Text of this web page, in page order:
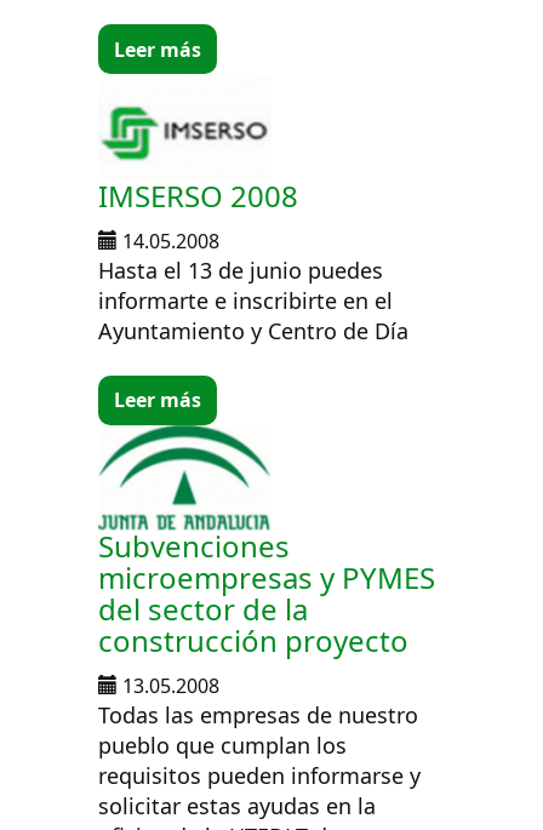
Leer más
IMSERSO 2008
14.05.2008
Hasta el 13 de junio puedes
informarte e inscribirte en el
Ayuntamiento y Centro de Día
Leer más
Subvenciones
microempresas y PYMES
del sector de la
construcción proyecto
13.05.2008
Todas las empresas de nuestro
pueblo que cumplan los
requisitos pueden informarse y
solicitar estas ayudas en la